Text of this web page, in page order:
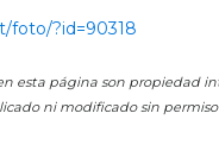
foto/?id=90318
esta página son propiedad
ni modificado sin